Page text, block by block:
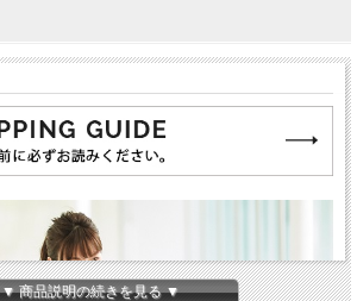
▼ 商品説明の続きを見る ▼